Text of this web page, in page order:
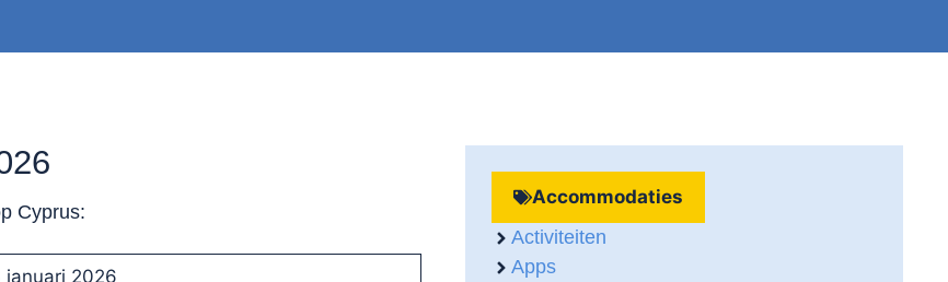
Cyprus:
januari 2026
Accommodaties
Activiteiten
Apps